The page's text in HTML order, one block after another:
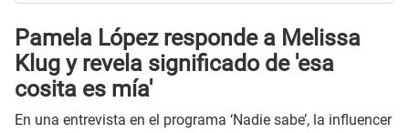
Pamela López responde a Melissa
Klug y revela significado de 'esa
cosita es mía'
En una entrevista en el programa ‘Nadie sabe’, la influencer